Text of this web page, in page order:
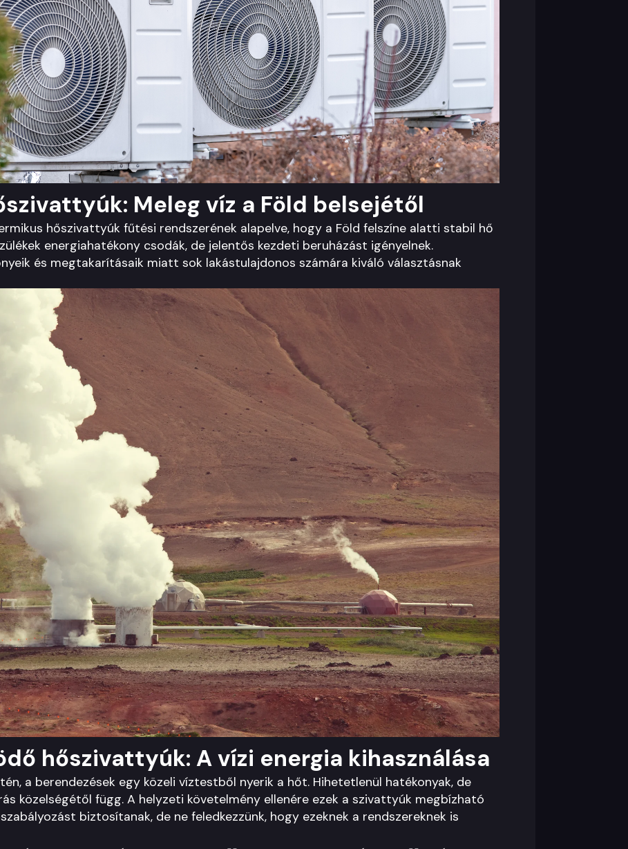
Meleg víz a Föld belsejétől
hőszivattyúk fűtési rendszerének alapelve, hogy a Föld felszíne alatti stabil hő
energiahatékony csodák, de jelentős kezdeti beruházást igényelnek.
és megtakarításaik miatt sok lakástulajdonos számára kiváló választásnak
hőszivattyúk: A vízi energia kihasználása
a berendezések egy közeli víztestből nyerik a hőt. Hihetetlenül hatékonyak, de
közelségétől függ. A helyzeti követelmény ellenére ezek a szivattyúk megbízható
biztosítanak, de ne feledkezzünk, hogy ezeknek a rendszereknek is